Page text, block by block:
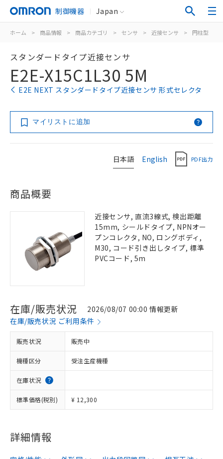
制御機器 Japan
ホーム > 商品情報 > 商品カテゴリ > センサ > 近接センサ > 円柱型
スタンダードタイプ近接センサ
E2E-X15C1L30 5M
E2E NEXT スタンダードタイプ近接センサ 形式セレクタ
マイリストに追加
日本語 English PDF出力
商品概要
近接センサ, 直流3線式, 検出距離
15mm, シールドタイプ, NPNオー
プンコレクタ, NO, ロングボディ,
M30, コード引き出しタイプ, 標準
PVCコード, 5m
在庫/販売状況
2026/08/07 00:00 情報更新
在庫/販売状況 ご利用条件
販売状況 販売中
機種区分 受注生産機種
在庫状況
標準価格(税別) ¥ 12,300
詳細情報